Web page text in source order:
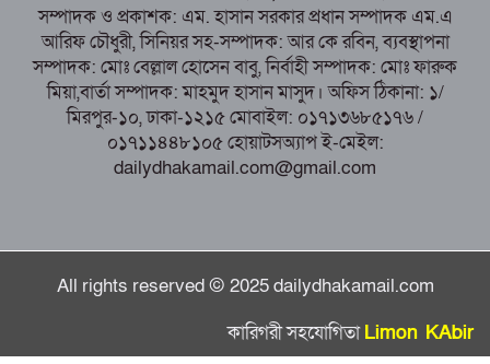
বগুড়া মুদ্রণ শিল্প শ্রমিক ইউনিয়নের নির্বাচন
পরিচালনা কমিটির প্রস্তুতি সভা অনুষ্ঠিত
সম্পাদক ও প্রকাশক: এম. হাসান সরকার প্রধান সম্পাদক এম.এ
আরিফ চৌধুরী, সিনিয়র সহ-সম্পাদক: আর কে রবিন, ব্যবস্থাপনা
সম্পাদক: মোঃ বেল্লাল হোসেন বাবু, নির্বাহী সম্পাদক: মোঃ ফারুক
মিয়া,বার্তা সম্পাদক: মাহমুদ হাসান মাসুদ। অফিস ঠিকানা: ১/
মিরপুর-১০, ঢাকা-১২১৫ মোবাইল: ০১৭১৩৬৮৫১৭৬ /
০১৭১১৪৪৮১০৫ হোয়াটসঅ্যাপ ই-মেইল:
dailydhakamail.com@gmail.com
All rights reserved © 2025 dailydhakamail.com
কারিগরী সহযোগিতাLimon KAbir